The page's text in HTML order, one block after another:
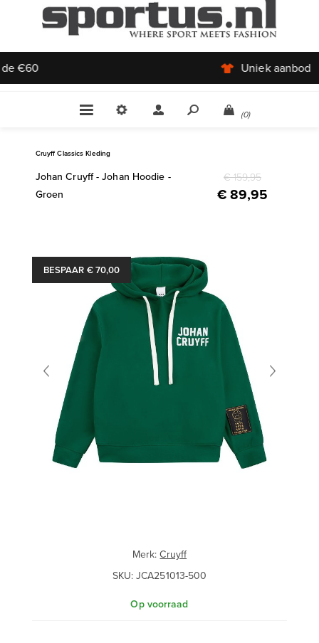
(0)
Cruyff Classics Kleding
Johan Cruyff - Johan Hoodie -
Groen
€ 159,95
€ 89,95
BESPAAR € 70,00
Merk: Cruyff
SKU: JCA251013-500
Op voorraad